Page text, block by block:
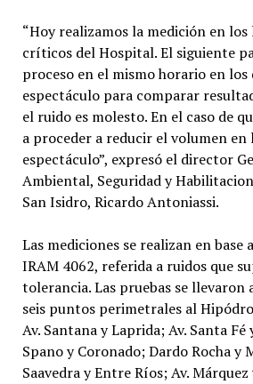
“Hoy realizamos la medición en los
críticos del Hospital. El siguiente
proceso en el mismo horario en los
espectáculo para comparar
el ruido es molesto. En el caso de
a proceder a reducir el volumen en
espectáculo”, expresó el director
Ambiental, Seguridad y
San Isidro, Ricardo Antoniassi.
Las mediciones se realizan en base
IRAM 4062, referida a ruidos que
tolerancia. Las pruebas se llevaron
seis puntos perimetrales al
Av. Santana y Laprida; Av. Santa
Spano y Coronado; Dardo Rocha y
Saavedra y Entre Ríos; Av.